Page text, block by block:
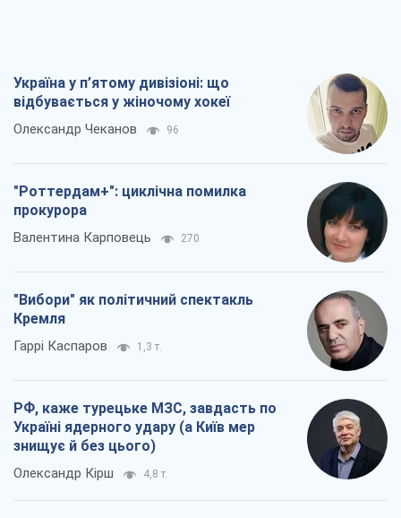
Україна у п’ятому дивізіоні: що
відбувається у жіночому хокеї
Олександр Чеканов 96
"Роттердам+": циклічна помилка
прокурора
Валентина Карповець 270
"Вибори" як політичний спектакль
Кремля
Гаррі Каспаров 1,3 т.
РФ, каже турецьке МЗС, завдасть по
Україні ядерного удару (а Київ мер
знищує й без цього)
Олександр Кірш 4,8 т.